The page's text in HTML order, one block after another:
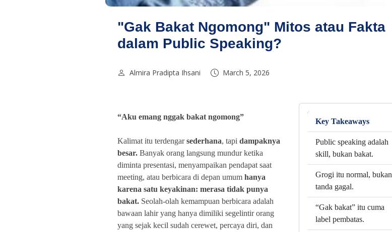
"Gak Bakat Ngomong" Mitos atau Fakta
dalam Public Speaking?
Almira Pradipta Ihsani March 5, 2026
“Aku emang nggak bakat ngomong”
Kalimat itu terdengarsederhana, tapi dampaknya
besar. Banyak orang langsung mundur ketika
diminta presentasi, menyampaikan pendapat saat
meeting, atau berbicara di depan umum hanya
karena satu keyakinan: merasa tidak punya
bakat. Seolah-olah kemampuan berbicara adalah
bawaan lahir yang hanya dimiliki segelintir orang
yang sejak kecil sudah cerewet, percaya diri, dan
Key Takeaways
Public speaking adalah
skill, bukan bakat.
Grogi itu normal, bukan
tanda gagal.
“Gak bakat” itu cuma
label pembatas.